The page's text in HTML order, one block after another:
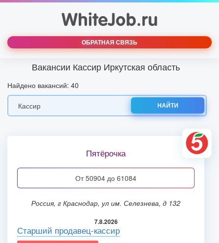
ОБРАТНАЯ СВЯЗЬ
Вакансии Кассир Иркутская область
Найдено вакансий: 40
НАЙТИ
Пятёрочка
от 50904 до 61084
Россия, г Краснодар, ул им. Селезнева, д 132
7.8.2026
Старший продавец-кассир